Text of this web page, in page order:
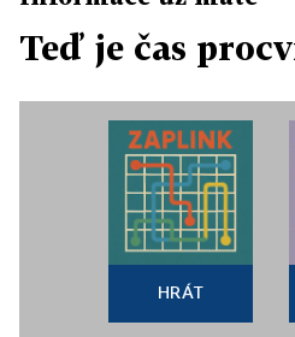
Teď je čas
HRÁT